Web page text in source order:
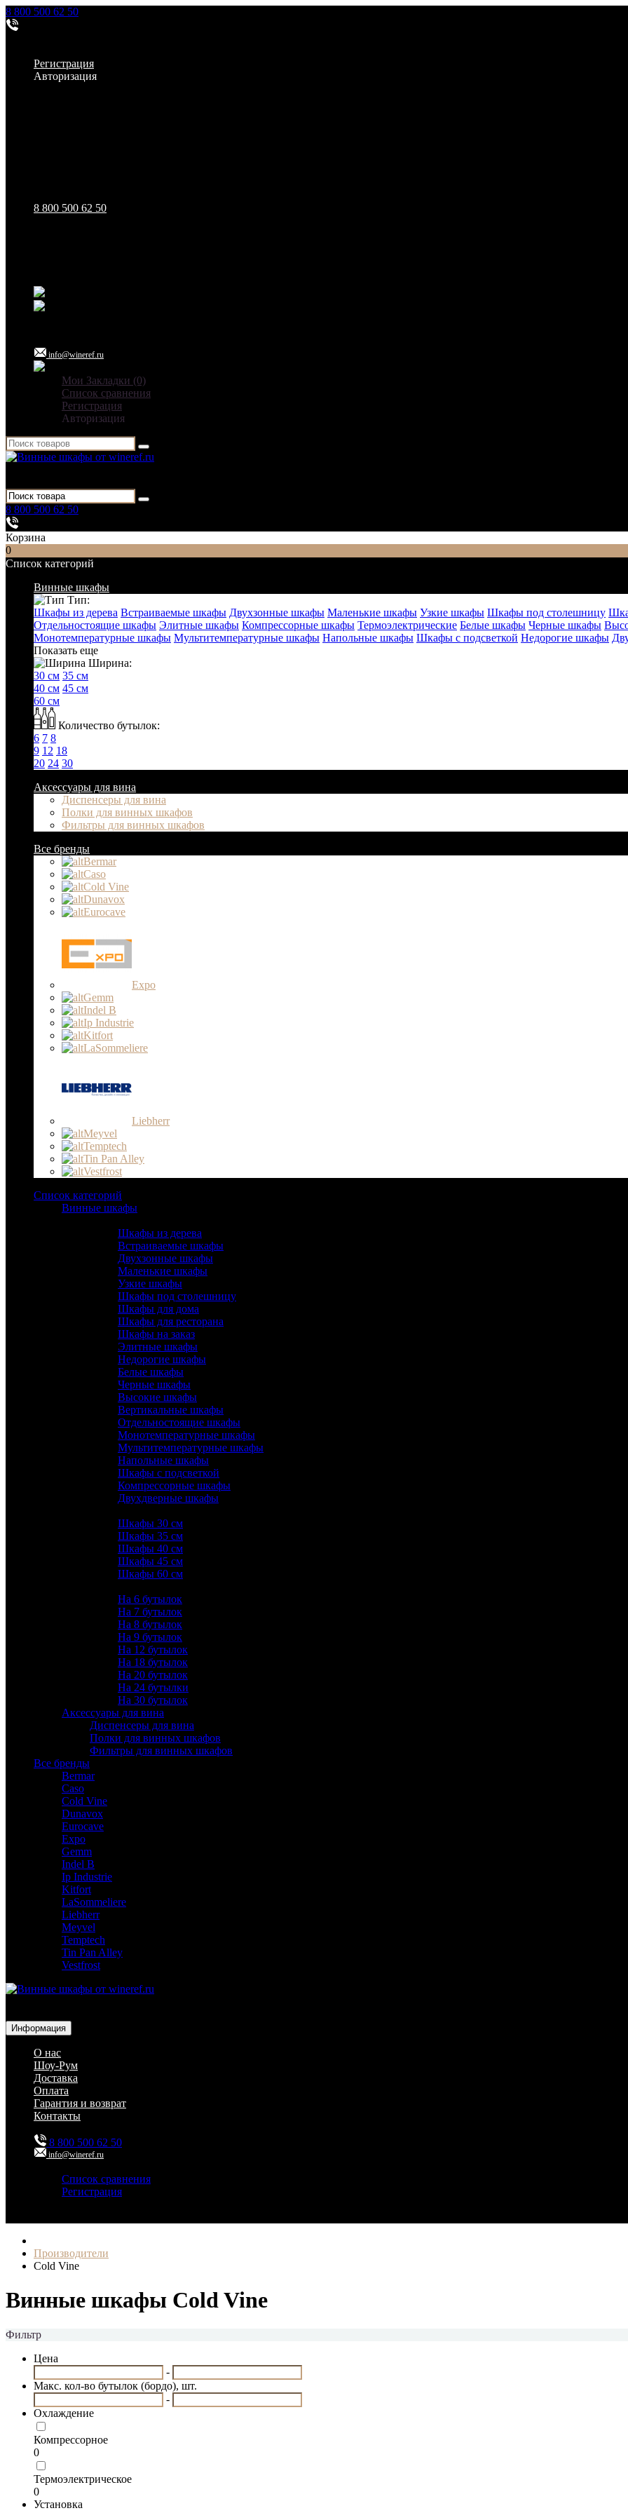
8 800 500 62 50
Регистрация
Авторизация
8 800 500 62 50
info@wineref.ru
Мои Закладки (0)
Список сравнения
Регистрация
Авторизация
8 800 500 62 50
Корзина
0
Список категорий
Винные шкафы
Тип:
Шкафы из дерева Встраиваемые шкафы Двухзонные шкафы Маленькие шкафы Узкие шкафы Шкафы под столешницу
Отдельностоящие шкафы Элитные шкафы Компрессорные шкафы Термоэлектрические Белые шкафы Черные шкафы
Монотемпературные шкафы Мультитемпературные шкафы Напольные шкафы Шкафы с подсветкой Недорогие шкафы
Показать еще
Ширина:
30 см 35 см
40 см 45 см
60 см
Количество бутылок:
6 7 8
9 12 18
20 24 30
Аксессуары для вина
Диспенсеры для вина
Полки для винных шкафов
Фильтры для винных шкафов
Все бренды
Bermar
Caso
Cold Vine
Dunavox
Eurocave
Expo
Gemm
Indel B
Ip Industrie
Kitfort
LaSommeliere
Liebherr
Meyvel
Temptech
Tin Pan Alley
Vestfrost
Список категорий
Винные шкафы
Шкафы из дерева
Встраиваемые шкафы
Двухзонные шкафы
Маленькие шкафы
Узкие шкафы
Шкафы под столешницу
Шкафы для дома
Шкафы для ресторана
Шкафы на заказ
Элитные шкафы
Недорогие шкафы
Белые шкафы
Черные шкафы
Высокие шкафы
Вертикальные шкафы
Отдельностоящие шкафы
Монотемпературные шкафы
Мультитемпературные шкафы
Напольные шкафы
Шкафы с подсветкой
Компрессорные шкафы
Двухдверные шкафы
Шкафы 30 см
Шкафы 35 см
Шкафы 40 см
Шкафы 45 см
Шкафы 60 см
На 6 бутылок
На 7 бутылок
На 8 бутылок
На 9 бутылок
На 12 бутылок
На 18 бутылок
На 20 бутылок
На 24 бутылки
На 30 бутылок
Аксессуары для вина
Диспенсеры для вина
Полки для винных шкафов
Фильтры для винных шкафов
Все бренды
Bermar
Caso
Cold Vine
Dunavox
Eurocave
Expo
Gemm
Indel B
Ip Industrie
Kitfort
LaSommeliere
Liebherr
Meyvel
Temptech
Tin Pan Alley
Vestfrost
Информация
О нас
Шоу-Рум
Доставка
Оплата
Гарантия и возврат
Контакты
8 800 500 62 50
info@wineref.ru
Список сравнения
Регистрация
Производители
Cold Vine
Винные шкафы Cold Vine
Фильтр
Цена
-
Макс. кол-во бутылок (бордо), шт.
-
Охлаждение
Компрессорное
0
Термоэлектрическое
0
Установка